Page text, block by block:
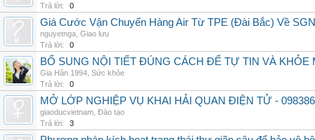
Trả lời:
0
Giá Cước Vận Chuyển Hàng Air Từ TPE (Đài Bắc) Về SGN
nguyetnga Giao lưu
Trả lời:
0
BỔ SUNG NỘI TIẾT ĐÚNG CÁCH ĐỂ TỰ TIN VÀ KHỎE
Gia Hân 1994 Sức khỏe
Trả lời:
0
MỞ LỚP NGHIỆP VỤ KHAI HẢI QUAN ĐIỆN TỬ -
giaoducvietnam Đào tạo
Trả lời:
3